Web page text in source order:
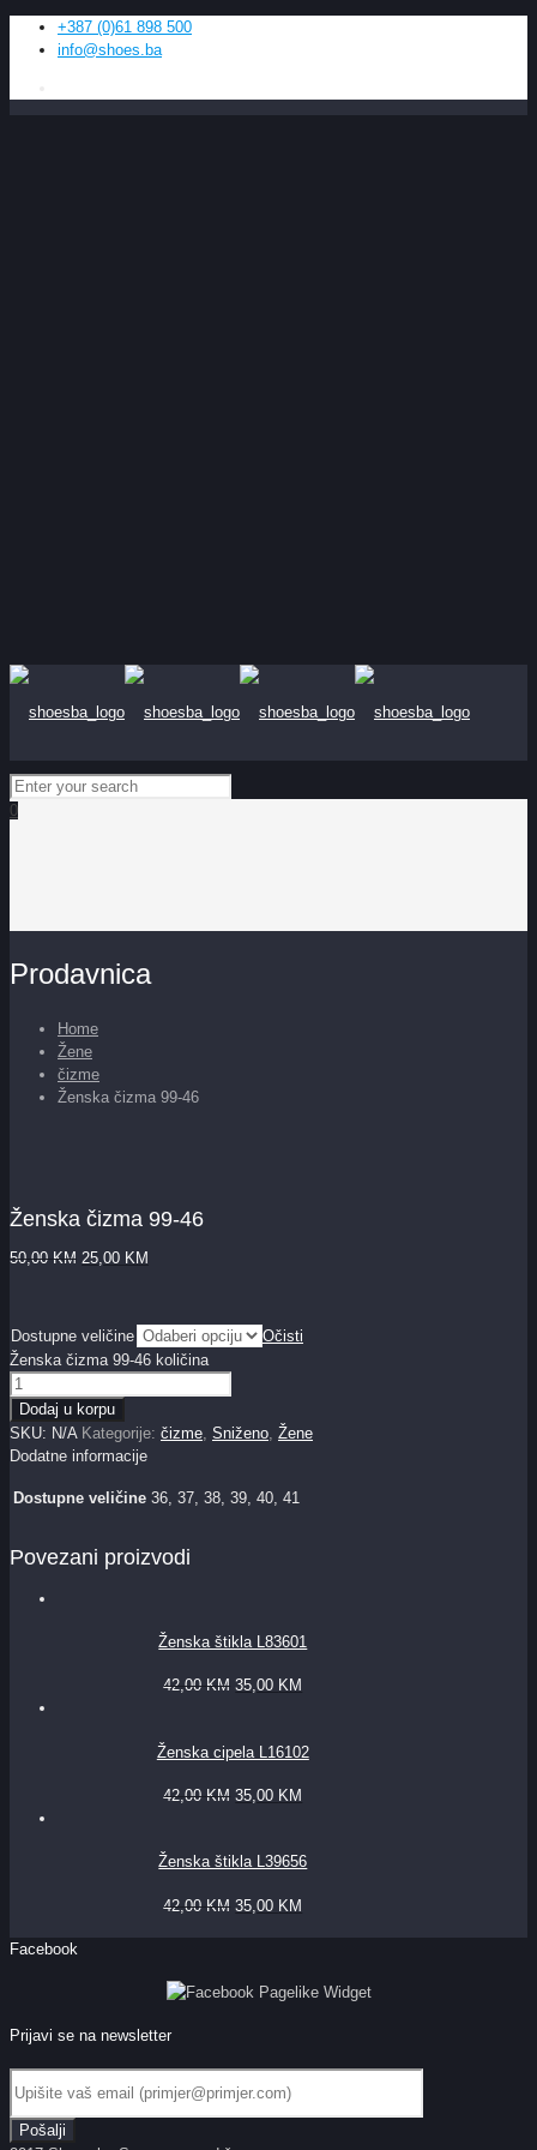
+387 (0)61 898 500
info@shoes.ba
0
Prodavnica
Home
Žene
čizme
Ženska čizma 99-46
Ženska čizma 99-46
50,00 KM 25,00 KM
Dostupne veličine
Očisti
Ženska čizma 99-46 količina
Dodaj u korpu
SKU: N/A Kategorije: čizme, Sniženo, Žene
Dodatne informacije
Dostupne veličine 36, 37, 38, 39, 40, 41
Povezani proizvodi
Ženska štikla L83601
42,00 KM 35,00 KM
Ženska cipela L16102
42,00 KM 35,00 KM
Ženska štikla L39656
42,00 KM 35,00 KM
Facebook
Prijavi se na newsletter